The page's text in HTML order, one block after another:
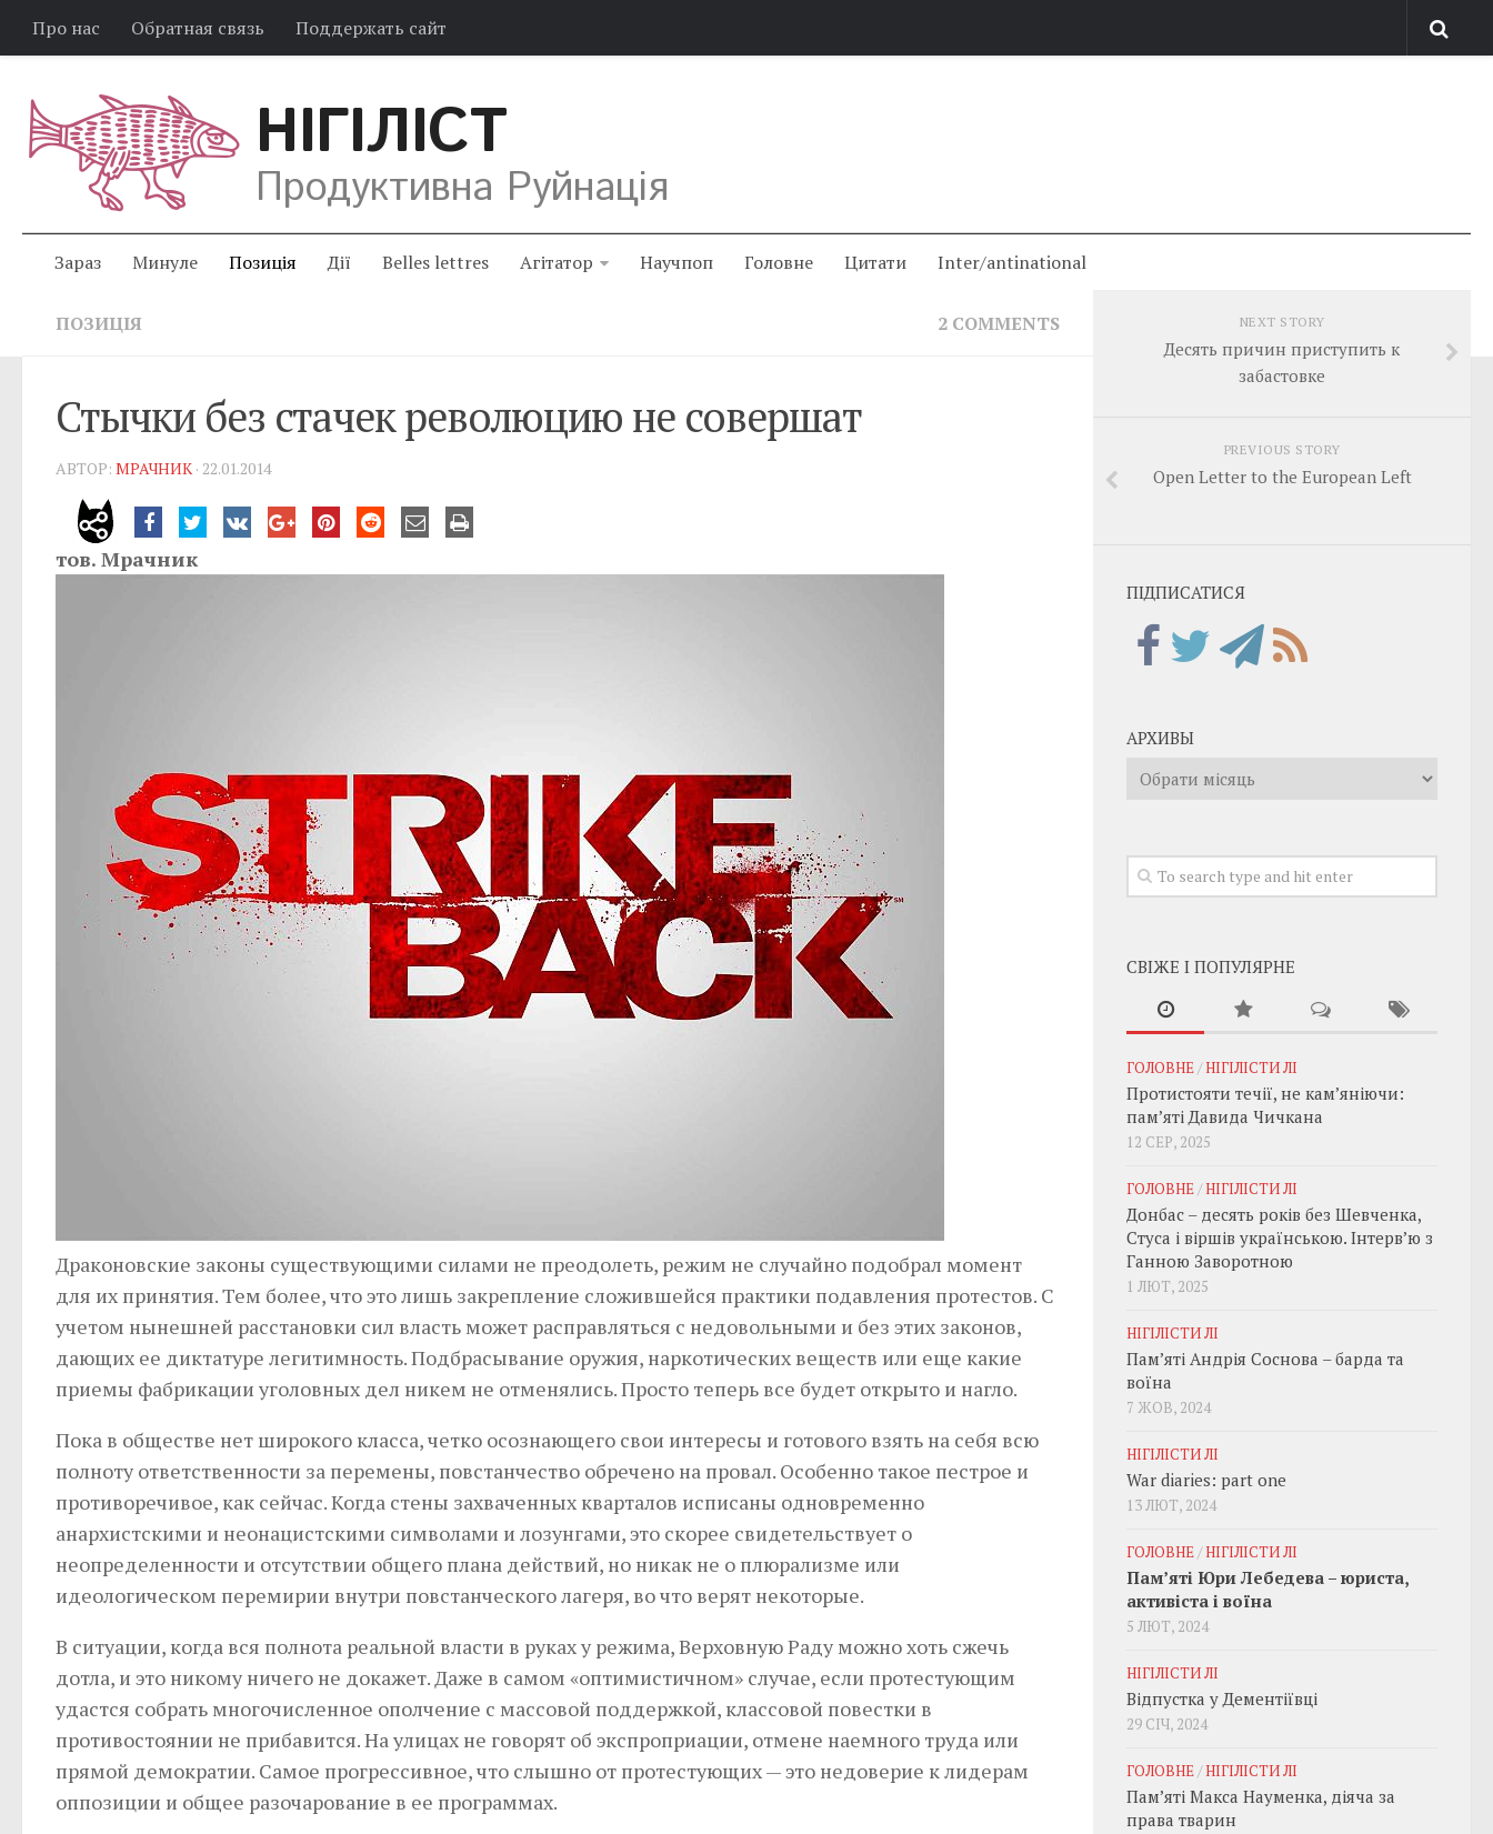
Про нас Обратная связь Поддержать сайт
НІГІЛІСТ
Продуктивна Руйнація
Зараз Минуле Позиція Дії Belles lettres Агітатор Научпоп Головне Цитати Inter/antinational
ПОЗИЦІЯ 2 COMMENTS
Стычки без стачек революцию не совершат
АВТОР: МРАЧНИК · 22.01.2014
тов. Мрачник
Драконовские законы существующими силами не преодолеть, режим не случайно подобрал момент
для их принятия. Тем более, что это лишь закрепление сложившейся практики подавления протестов. С
учетом нынешней расстановки сил власть может расправляться с недовольными и без этих законов,
дающих ее диктатуре легитимность. Подбрасывание оружия, наркотических веществ или еще какие
приемы фабрикации уголовных дел никем не отменялись. Просто теперь все будет открыто и нагло.
Пока в обществе нет широкого класса, четко осознающего свои интересы и готового взять на себя всю
полноту ответственности за перемены, повстанчество обречено на провал. Особенно такое пестрое и
противоречивое, как сейчас. Когда стены захваченных кварталов исписаны одновременно
анархистскими и неонацистскими символами и лозунгами, это скорее свидетельствует о
неопределенности и отсутствии общего плана действий, но никак не о плюрализме или
идеологическом перемирии внутри повстанческого лагеря, во что верят некоторые.
В ситуации, когда вся полнота реальной власти в руках у режима, Верховную Раду можно хоть сжечь
дотла, и это никому ничего не докажет. Даже в самом «оптимистичном» случае, если протестующим
удастся собрать многочисленное ополчение с массовой поддержкой, классовой повестки в
противостоянии не прибавится. На улицах не говорят об экспроприации, отмене наемного труда или
прямой демократии. Самое прогрессивное, что слышно от протестующих — это недоверие к лидерам
оппозиции и общее разочарование в ее программах.
NEXT STORY
Десять причин приступить к
забастовке
PREVIOUS STORY
Open Letter to the European Left
ПІДПИСАТИСЯ
АРХИВЫ
Архивы
СВІЖЕ І ПОПУЛЯРНЕ
ГОЛОВНЕ/НІГІЛІСТИ ЛІ
Протистояти течії, не кам’яніючи:
пам’яті Давида Чичкана
12 СЕР, 2025
ГОЛОВНЕ/НІГІЛІСТИ ЛІ
Донбас – десять років без Шевченка,
Стуса і віршів українською. Інтерв’ю з
Ганною Заворотною
1 ЛЮТ, 2025
НІГІЛІСТИ ЛІ
Пам’яті Андрія Соснова – барда та
воїна
7 ЖОВ, 2024
НІГІЛІСТИ ЛІ
War diaries: part one
13 ЛЮТ, 2024
ГОЛОВНЕ/НІГІЛІСТИ ЛІ
Пам’яті Юри Лебедева – юриста,
активіста і воїна
5 ЛЮТ, 2024
НІГІЛІСТИ ЛІ
Відпустка у Дементіївці
29 СІЧ, 2024
ГОЛОВНЕ/НІГІЛІСТИ ЛІ
Пам’яті Макса Науменка, діяча за
права тварин